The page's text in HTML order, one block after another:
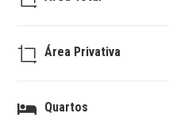
Área Privativa
Quartos